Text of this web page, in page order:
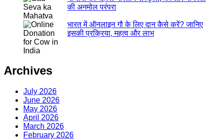
की अनमोल परंपरा
भारत में ऑनलाइन गौ के लिए दान कैसे करें? जानिए
इसकी प्रक्रिया, महत्व और लाभ
Archives
July 2026
June 2026
May 2026
April 2026
March 2026
February 2026